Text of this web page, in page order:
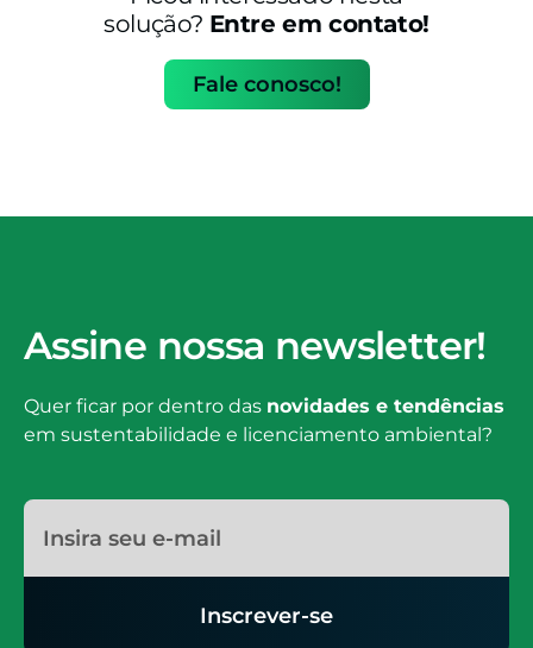
solução? Entre em contato!
Fale conosco!
Assine nossa newsletter!
Quer ficar por dentro das novidades e tendências
em sustentabilidade e licenciamento ambiental?
Inscrever-se